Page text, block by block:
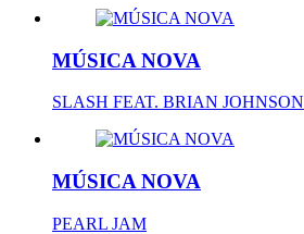
MÚSICA NOVA
SLASH FEAT. BRIAN JOHNSON
MÚSICA NOVA
PEARL JAM